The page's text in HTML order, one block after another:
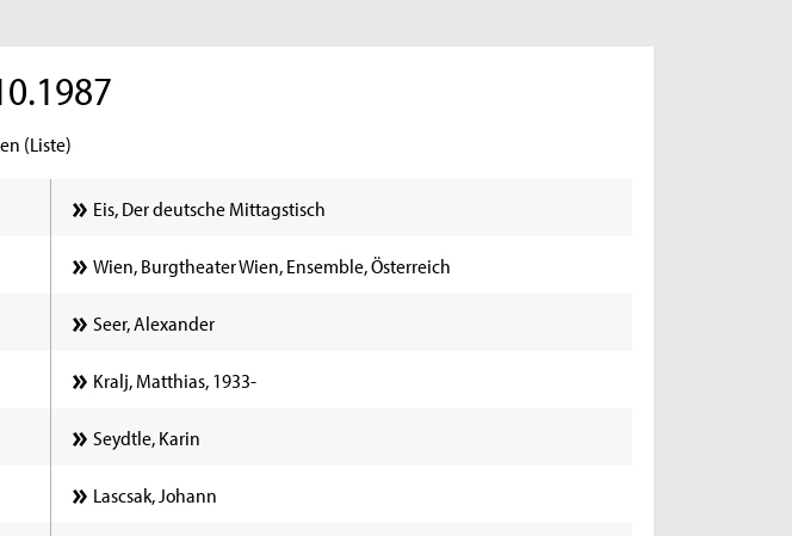
(Liste)
Eis, Der deutsche Mittagstisch
Wien, Burgtheater Wien, Ensemble, Österreich
Seer, Alexander
Kralj, Matthias, 1933-
Seydtle, Karin
Lascsak, Johann